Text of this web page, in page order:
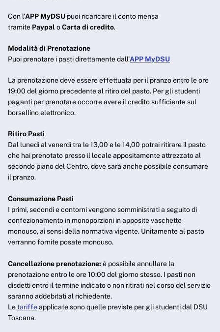
Con l'APP MyDSU puoi ricaricare il conto mensa
tramite Paypal oCarta di credito.
Modalità di Prenotazione
Puoi prenotare i pasti direttamente dall'APP MyDSU
La prenotazione deve essere effettuata per il pranzo entro le ore
19:00 del giorno precedente al ritiro del pasto. Per gli studenti
paganti per prenotare occorre avere il credito sufficiente sul
borsellino elettronico.
Ritiro Pasti
Dal lunedì al venerdì tra le 13,00 e le 14,00 potrai ritirare il pasto
che hai prenotato presso il locale appositamente attrezzato al
secondo piano del Centro, dove sarà anche possibile consumare
il pranzo.
Consumazione Pasti
I primi, secondi e contorni vengono somministrati a seguito di
confezionamento in monoporzioni in apposite vaschette
monouso, ai sensi della normativa vigente. Unitamente al pasto
verranno fornite posate monouso.
Cancellazione prenotazione: è possibile annullare la
prenotazione entro le ore 10:00 del giorno stesso. I pasti non
disdetti entro il termine indicato o non ritirati nel corso del servizio
saranno addebitati al richiedente.
Letariffeapplicate sono quelle previste per gli studenti dal DSU
Toscana.